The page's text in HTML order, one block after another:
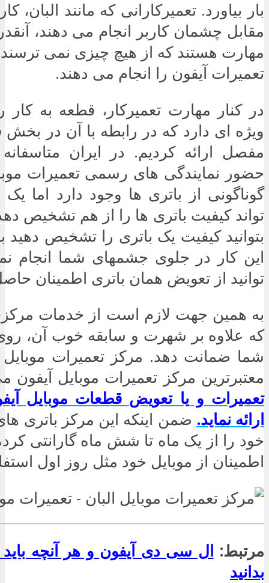
بار بیاورد. تعمیرکارانی که مانند البان،
مقابل چشمان کاربر انجام می دهند،
مهارت هستند که از هیچ چیزی نمی ترسند
تعمیرات آیفون را انجام می دهند.
در کنار مهارت تعمیرکار، قطعه به کار
ویژه ای دارد که در رابطه با آن در بخش
مفصل ارائه کردیم. در ایران
حضور نمایندگی های رسمی تعمیرات
گوناگونی از باتری ها وجود دارد اما
تواند کیفیت باتری ها را از هم تشخیص
بتوانید کیفیت یک باتری را تشخیص
این کار در جلوی جشمهای شما انجام
توانید از تعویض همان باتری اطمینان
به همین جهت لازم است از خدمات
که علاوه بر شهرت و سابقه خوب آن،
شما ضمانت دهد. مرکز تعمیرات موبایل
معتبرترین مرکز تعمیرات موبایل آیفون
تعمیرات و یا تعویض قطعات موبایل
ارائه نماید. ضمن اینکه این مرکز باتری
خود را از یک ماه تا شش ماه گارانتی
اطمینان از موبایل خود مثل روز اول
مرتبط: ال سی دی آیفون و هر آنچه باید
بدانید